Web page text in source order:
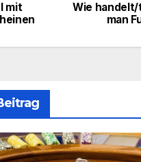
Wie
man
mit